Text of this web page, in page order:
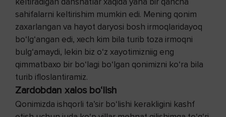
sahifalarni keltirishim mumkin edi. Mening qonim
zaxarlangan va hayot daryosi bosh irmoqlaridayoq
bo‘lg‘angan edi, xech kim bila turib toza irmoqni
bulg‘amaydi, lekin biz o‘z xayotimizniig eng
qimmatbaxo bir bo‘lagi bo‘lgan qonimizni ko‘ra bila
turib ifloslantiramiz.
Zardobdan xalos bo‘lish
Qonimizda ishqorli ta’sir bo‘lishi kerakligini kashf